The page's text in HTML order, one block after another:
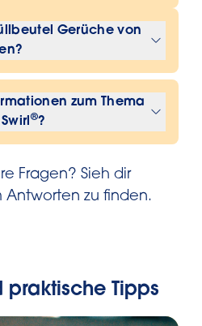
gewohnte
Dichtheit, sondern
angenehmen
des
in das Material
sodass
Vanille-Lavendel-Duft
Gerüche von
können dabei
Gerüche zu
sie ihren
zu verbreiten.
zum Thema
®?
von
Unternehmen zu
auf der Page zum
Fragen? Sieh dir
Antworten zu finden.
praktische Tipps